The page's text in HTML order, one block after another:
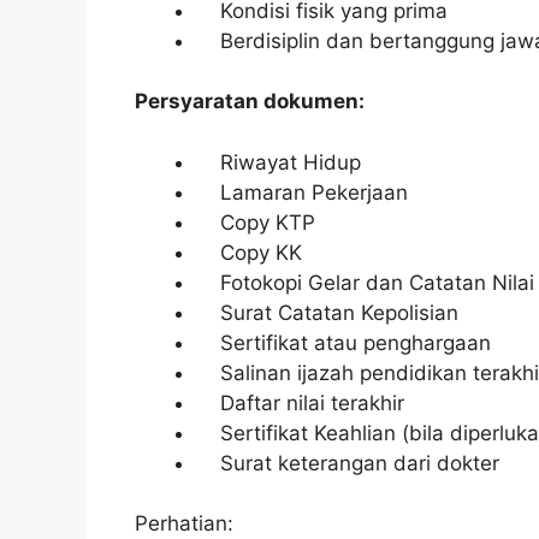
Kondisi fisik yang prima
Berdisiplin dan bertanggung
Persyaratan dokumen:
Riwayat Hidup
Lamaran Pekerjaan
Copy KTP
Copy KK
Fotokopi Gelar dan Catatan Nilai
Surat Catatan Kepolisian
Sertifikat atau penghargaan
Salinan ijazah pendidikan
Daftar nilai terakhir
Sertifikat Keahlian (bila
Surat keterangan dari dokter
Perhatian: